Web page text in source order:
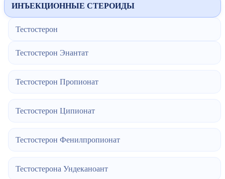
ИНЪЕКЦИОННЫЕ СТЕРОИДЫ
Тестостерон
Тестостерон Энантат
Тестостерон Пропионат
Тестостерон Ципионат
Тестостерон Фенилпропионат
Тестостерона Ундеканоант